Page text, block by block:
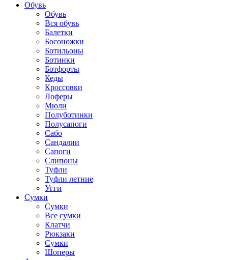
Обувь
Обувь
Вся обувь
Балетки
Босоножки
Ботильоны
Ботинки
Ботфорты
Кеды
Кроссовки
Лоферы
Мюли
Полуботинки
Полусапоги
Сабо
Сандалии
Сапоги
Слипоны
Туфли
Туфли летние
Угги
Сумки
Сумки
Все сумки
Клатчи
Рюкзаки
Сумки
Шоперы